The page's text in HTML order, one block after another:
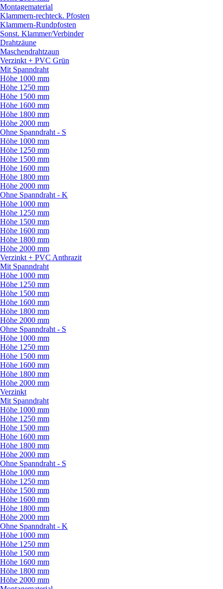
Montagematerial
Klammern-rechteck. Pfosten
Klammern-Rundpfosten
Sonst. Klammer/Verbinder
Drahtzäune
Maschendrahtzaun
Verzinkt + PVC Grün
Mit Spanndraht
Höhe 1000 mm
Höhe 1250 mm
Höhe 1500 mm
Höhe 1600 mm
Höhe 1800 mm
Höhe 2000 mm
Ohne Spanndraht - S
Höhe 1000 mm
Höhe 1250 mm
Höhe 1500 mm
Höhe 1600 mm
Höhe 1800 mm
Höhe 2000 mm
Ohne Spanndraht - K
Höhe 1000 mm
Höhe 1250 mm
Höhe 1500 mm
Höhe 1600 mm
Höhe 1800 mm
Höhe 2000 mm
Verzinkt + PVC Anthrazit
Mit Spanndraht
Höhe 1000 mm
Höhe 1250 mm
Höhe 1500 mm
Höhe 1600 mm
Höhe 1800 mm
Höhe 2000 mm
Ohne Spanndraht - S
Höhe 1000 mm
Höhe 1250 mm
Höhe 1500 mm
Höhe 1600 mm
Höhe 1800 mm
Höhe 2000 mm
Verzinkt
Mit Spanndraht
Höhe 1000 mm
Höhe 1250 mm
Höhe 1500 mm
Höhe 1600 mm
Höhe 1800 mm
Höhe 2000 mm
Ohne Spanndraht - S
Höhe 1000 mm
Höhe 1250 mm
Höhe 1500 mm
Höhe 1600 mm
Höhe 1800 mm
Höhe 2000 mm
Ohne Spanndraht - K
Höhe 1000 mm
Höhe 1250 mm
Höhe 1500 mm
Höhe 1600 mm
Höhe 1800 mm
Höhe 2000 mm